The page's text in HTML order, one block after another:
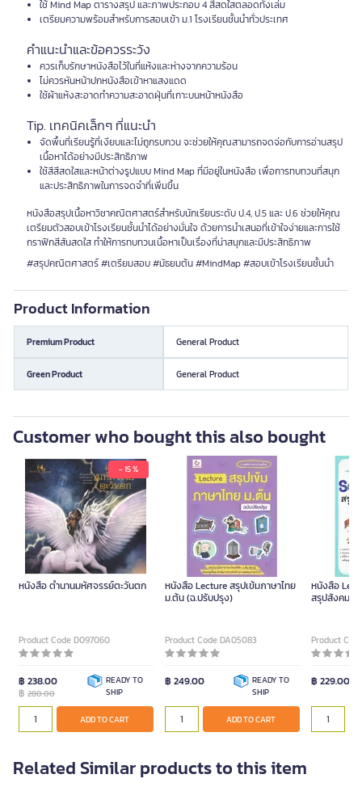
ใช้ Mind Map ตารางสรุป และภาพประกอบ 4 สีสดใสตลอดทั้งเล่ม
เตรียมความพร้อมสำหรับการสอบเข้า ม.1 โรงเรียนชั้นนำทั่วประเทศ
คำแนะนำและข้อควรระวัง
ควรเก็บรักษาหนังสือไว้ในที่แห้งและห่างจากความร้อน
ไม่ควรหันหน้าปกหนังสือเข้าหาแสงแดด
ใช้ผ้าแห้งสะอาดทำความสะอาดฝุ่นที่เกาะบนหน้าหนังสือ
Tip. เทคนิคเล็กๆ ที่แนะนำ
จัดพื้นที่เรียนรู้ที่เงียบและไม่ถูกรบกวน จะช่วยให้คุณสามารถจดจ่อกับการอ่านสรุป
เนื้อหาได้อย่างมีประสิทธิภาพ
ใช้สีสีสดใสและหน้าต่างรูปแบบ Mind Map ที่มีอยู่ในหนังสือ เพื่อการทบทวนที่สนุก
และประสิทธิภาพในการจดจำที่เพิ่มขึ้น
หนังสือสรุปเนื้อหาวิชาคณิตศาสตร์สำหรับนักเรียนระดับ ป.4, ป.5 และ ป.6 ช่วยให้คุณ
เตรียมตัวสอบเข้าโรงเรียนชั้นนำได้อย่างมั่นใจ ด้วยการนำเสนอที่เข้าใจง่ายและการใช้
กราฟิกสีสันสดใส ทำให้การทบทวนเนื้อหาเป็นเรื่องที่น่าสนุกและมีประสิทธิภาพ
#สรุปคณิตศาสตร์ #เตรียมสอบ #มัธยมต้น #MindMap #สอบเข้าโรงเรียนชั้นนำ
Product Information
Premium Product General Product
Green Product General Product
Customer who bought this also bought
- 15 %
หนังสือ ตำนานมหัศจรรย์ตะวันตก
Product Code D097060
฿ 238.00
฿ 280.00
READY TO
SHIP
ADD TO CART
หนังสือ Lecture สรุปเข้มภาษาไทย
ม.ต้น (ฉ.ปรับปรุง)
Product Code DA05083
฿ 249.00
READY TO
SHIP
ADD TO CART
หนังสือ
สรุปสังคม
Product
฿ 229.00
Related Similar products to this item